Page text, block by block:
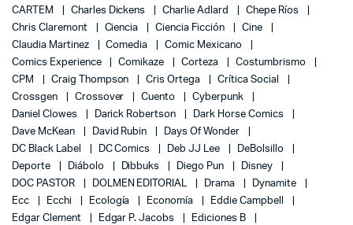
CARTEM
Charles Dickens Charlie Adlard
Chepe Ríos
Chris Claremont
Ciencia Ciencia Ficción
Cine
Claudia Martinez
Comedia
Comic Mexicano
Comics Experience
Comikaze Corteza
Costumbrismo
CPM
Craig Thompson Cris Ortega
Crítica Social
Crossgen
Crossover Cuento
Cyberpunk
Daniel Clowes
Darick Robertson
Dark Horse Comics
Dave McKean
David Rubin
Days Of Wonder
DC Black Label
DC Comics Deb JJ Lee
DeBolsillo
Deporte
Diábolo Dibbuks Diego Pun
Disney
DOC PASTOR
DOLMEN EDITORIAL Drama
Dynamite
Ecc
Ecchi Ecología Economía
Eddie Campbell
Edgar Clement
Edgar P. Jacobs
Ediciones B